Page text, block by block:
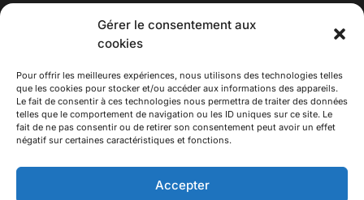
Gérer le consentement aux
cookies
Pour offrir les meilleures expériences, nous utilisons des technologies telles
que les cookies pour stocker et/ou accéder aux informations des appareils.
Le fait de consentir à ces technologies nous permettra de traiter des données
telles que le comportement de navigation ou les ID uniques sur ce site. Le
fait de ne pas consentir ou de retirer son consentement peut avoir un effet
négatif sur certaines caractéristiques et fonctions.
Accepter
maisondesculturesasiatiques@asiexpo.com